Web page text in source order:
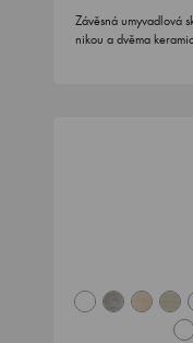
Závěsná umyvadlová
nikou a dvěma